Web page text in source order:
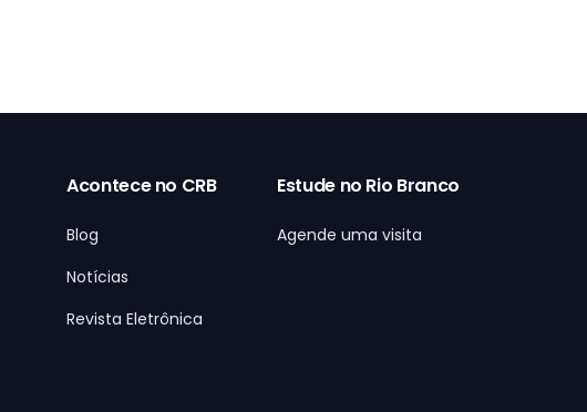
Acontece no CRB
Blog
Notícias
Revista Eletrônica
Estude no Rio Branco
Agende uma visita